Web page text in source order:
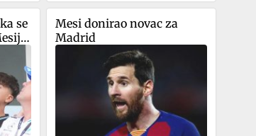
se
Mesi donirao novac za
Madrid